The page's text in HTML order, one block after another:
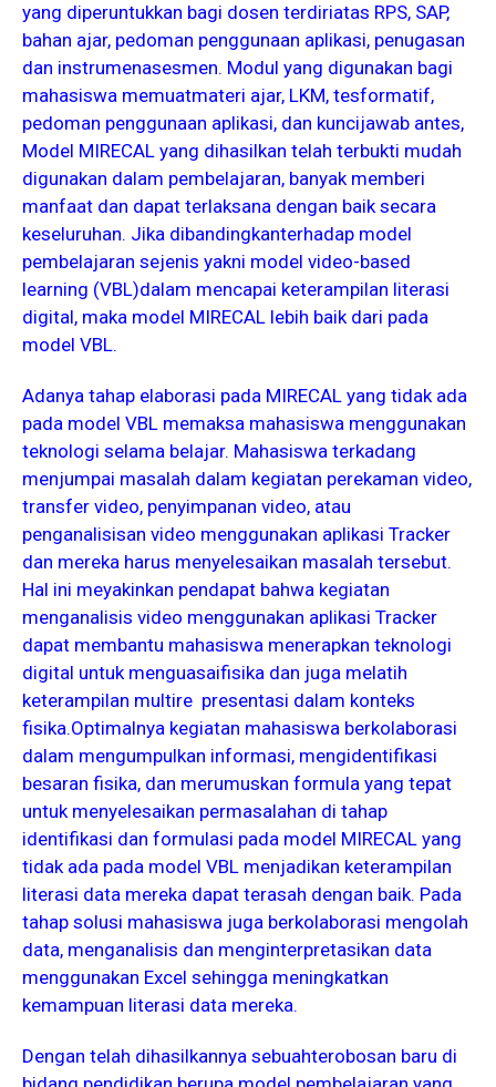
yang diperuntukkan bagi dosen terdiriatas RPS, SAP,
bahan ajar, pedoman penggunaan aplikasi, penugasan
dan instrumenasesmen. Modul yang digunakan bagi
mahasiswa memuatmateri ajar, LKM, tesformatif,
pedoman penggunaan aplikasi, dan kuncijawab antes,
Model MIRECAL yang dihasilkan telah terbukti mudah
digunakan dalam pembelajaran, banyak memberi
manfaat dan dapat terlaksana dengan baik secara
keseluruhan. Jika dibandingkanterhadap model
pembelajaran sejenis yakni model video-based
learning (VBL)dalam mencapai keterampilan literasi
digital, maka model MIRECAL lebih baik dari pada
model VBL.
Adanya tahap elaborasi pada MIRECAL yang tidak ada
pada model VBL memaksa mahasiswa menggunakan
teknologi selama belajar. Mahasiswa terkadang
menjumpai masalah dalam kegiatan perekaman video,
transfer video, penyimpanan video, atau
penganalisisan video menggunakan aplikasi Tracker
dan mereka harus menyelesaikan masalah tersebut.
Hal ini meyakinkan pendapat bahwa kegiatan
menganalisis video menggunakan aplikasi Tracker
dapat membantu mahasiswa menerapkan teknologi
digital untuk menguasaifisika dan juga melatih
keterampilan multire presentasi dalam konteks
fisika.Optimalnya kegiatan mahasiswa berkolaborasi
dalam mengumpulkan informasi, mengidentifikasi
besaran fisika, dan merumuskan formula yang tepat
untuk menyelesaikan permasalahan di tahap
identifikasi dan formulasi pada model MIRECAL yang
tidak ada pada model VBL menjadikan keterampilan
literasi data mereka dapat terasah dengan baik. Pada
tahap solusi mahasiswa juga berkolaborasi mengolah
data, menganalisis dan menginterpretasikan data
menggunakan Excel sehingga meningkatkan
kemampuan literasi data mereka.
Dengan telah dihasilkannya sebuahterobosan baru di